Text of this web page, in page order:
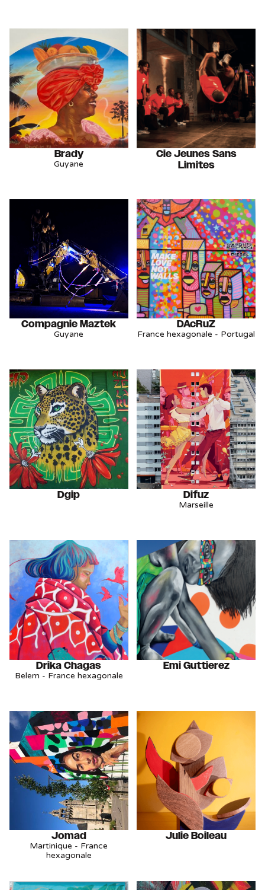
Brady
Guyane
Cie Jeunes Sans
Limites
Compagnie Maztek
Guyane
DAcRuZ
France hexagonale - Portugal
Dgip Difuz
Marseille
Drika Chagas
Belem - France hexagonale
Emi Guttierez
Jomad
Martinique - France
hexagonale
Julie Boileau